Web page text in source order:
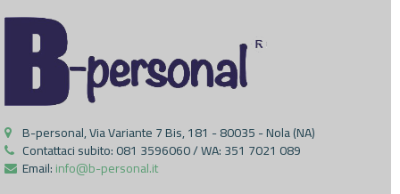
B-personal, Via Variante 7 Bis, 181 - 80035 - Nola (NA)
Contattaci subito:081 3596060 / WA: 351 7021 089
Email:info@b-personal.it